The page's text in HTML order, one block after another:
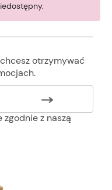
otrzymywać
z naszą